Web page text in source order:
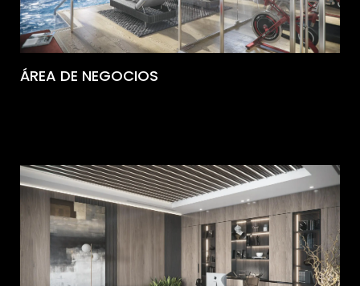
ÁREA DE NEGOCIOS